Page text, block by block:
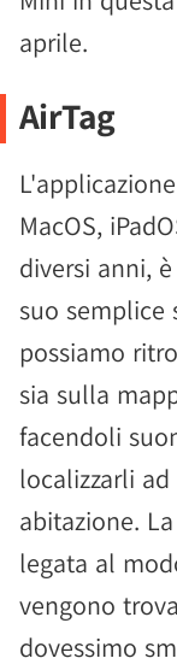
aprile.
AirTag
L'applicazione
MacOS,
diversi anni,
suo semplice
possiamo
sia sulla
facendoli
localizzarli
abitazione.
legata al
vengono
dovessimo